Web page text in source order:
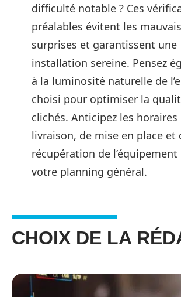
difficulté notable ? Ces
préalables évitent les
surprises et garantissent une
installation sereine. Pensez
à la luminosité naturelle de
choisi pour optimiser la
clichés. Anticipez les horaires
livraison, de mise en place et
récupération de l’équipement
votre planning général.
CHOIX DE LA